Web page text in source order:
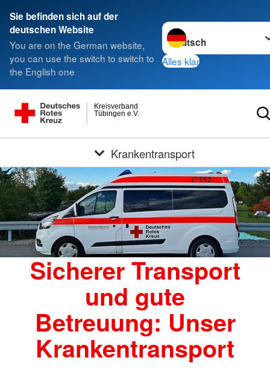
Sie befinden sich auf der
deutschen Website
You are on the German website,
you can use the switch to switch to
the English one
Sprache wechseln zu
Alles klar
Tübingen e.V.
Kreisverband
Krankentransport
Sicherer Transport
und gute
Betreuung: Unser
Krankentransport